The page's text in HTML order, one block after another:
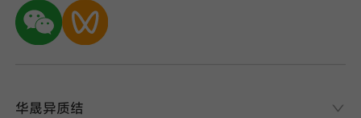
华晟异质结